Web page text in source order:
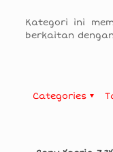
Kategori ini
berkaitan
Categories